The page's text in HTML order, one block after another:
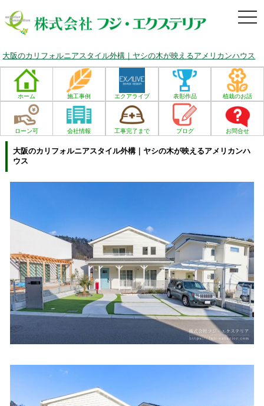
大阪のカリフォルニアスタイル外構｜ヤシの木が映えるアメリカンハウス
ホーム 施工事例 エクアライブ 表彰作品 植栽のお話
ローン可 会社情報 工事完了まで ブログ お問合せ
大阪のカリフォルニアスタイル外構｜ヤシの木が映えるアメリカンハ
ウス